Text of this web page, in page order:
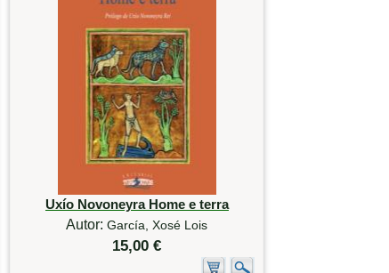
Uxío Novoneyra Home e terra
Autor:García, Xosé Lois
15,00 €